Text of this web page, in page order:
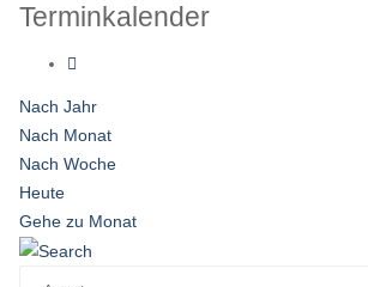
Terminkalender
Nach Jahr
Nach Monat
Nach Woche
Heute
Gehe zu Monat